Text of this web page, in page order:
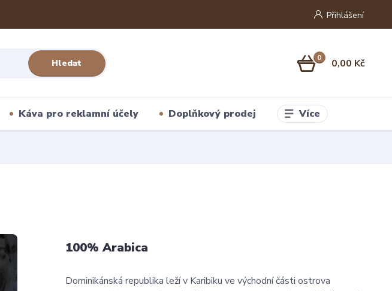
Přihlášení
Hledat 0 0,00 Kč
Káva pro reklamní účely Doplňkový prodej Více
100% Arabica
Dominikánská republika leží v Karibiku ve východní části ostrova